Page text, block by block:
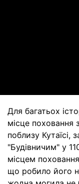
Для багатьох
місце поховання
поблизу
"Будівничим" у
місцем поховання
що робило його